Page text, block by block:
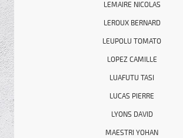
LEMAIRE NICOLAS
LEROUX BERNARD
LEUPOLU TOMATO
LOPEZ CAMILLE
LUAFUTU TASI
LUCAS PIERRE
LYONS DAVID
MAESTRI YOHAN